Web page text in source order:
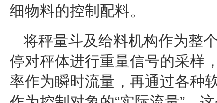
细物料的控制配料。
将秤量斗及给料机构作为整
停对秤体进行重量信号的采样
率作为瞬时流量，再通过各种